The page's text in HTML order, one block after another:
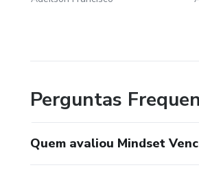
Perguntas
Quem avaliou Mindset